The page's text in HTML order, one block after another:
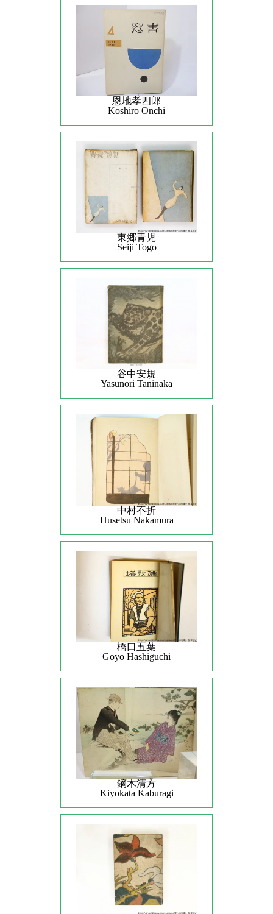
恩地孝四郎
Koshiro Onchi
東郷青児
Seiji Togo
谷中安規
Yasunori Taninaka
中村不折
Husetsu Nakamura
橋口五葉
Goyo Hashiguchi
鏑木清方
Kiyokata Kaburagi